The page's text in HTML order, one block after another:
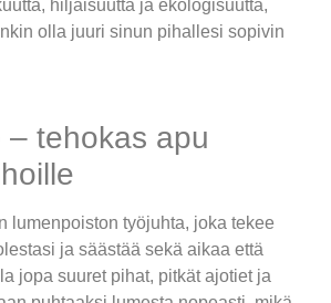
hiljaisuutta ja ekologisuutta,
olla juuri sinun pihallesi sopivin
– tehokas apu
lumenpoiston työjuhta, joka tekee
ja säästää sekä aikaa että
jopa suuret pihat, pitkät ajotiet ja